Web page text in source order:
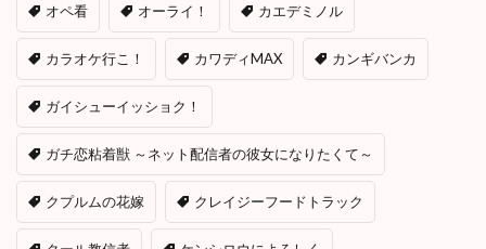
オペ看 オーライ！ カエデミノル
カラオケ行こ！ カワディMAX カンギバンカ
ガイシューイッショク！
ガチ恋粘着獣 ～ネット配信者の彼女になりたくて～
クプルムの花嫁 クレイジーフードトラック